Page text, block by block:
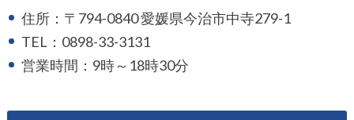
住所：〒794-0840 愛媛県今治市中寺279-1
TEL：0898-33-3131
営業時間：9時～18時30分